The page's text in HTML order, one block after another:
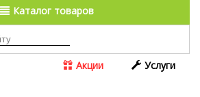
Каталог товаров
Акции Услуги